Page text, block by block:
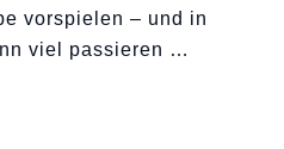
vorspielen – und in
viel passieren …